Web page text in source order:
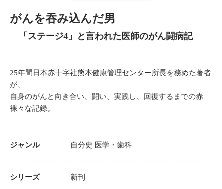
がんを吞み込んだ男
「ステージ4」と言われた医師のがん闘病記
25年間日本赤十字社熊本健康管理センター所長を務めた著者
が、
自身のがんと向き合い、闘い、実践し、回復するまでの赤
裸々な記録。
ジャンル 自分史 医学・歯科
シリーズ 新刊